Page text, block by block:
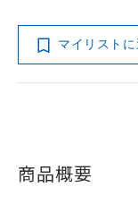
マイリストに
商品概要